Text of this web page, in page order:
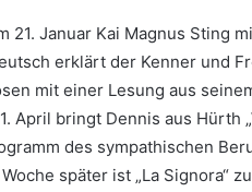
21. Januar Kai Magnus Sting
erklärt der Kenner und
mit einer Lesung aus
April bringt Dennis aus
des sympathischen
später ist „La Signora“